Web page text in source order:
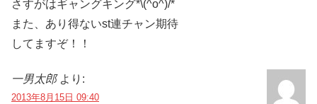
さすがはギャングキング*\(^o^)/*
また、あり得ないst連チャン期待
してますぞ！！
一男太郎 より:
2013年8月15日 09:40